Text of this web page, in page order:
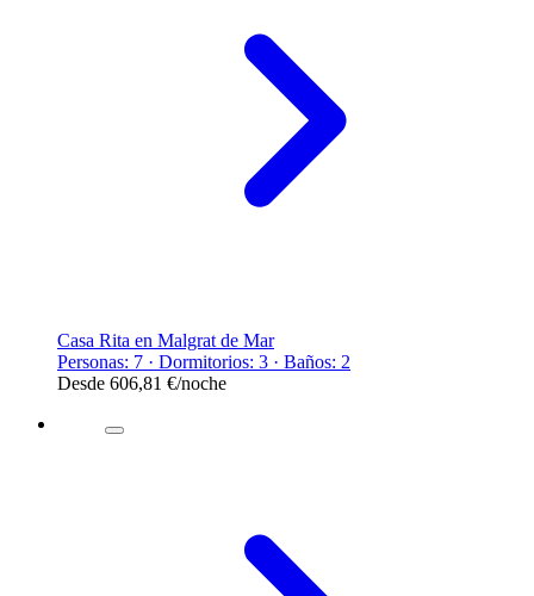
Casa Rita en Malgrat de Mar
Personas: 7 · Dormitorios: 3 · Baños: 2
Desde 606,81 €/noche